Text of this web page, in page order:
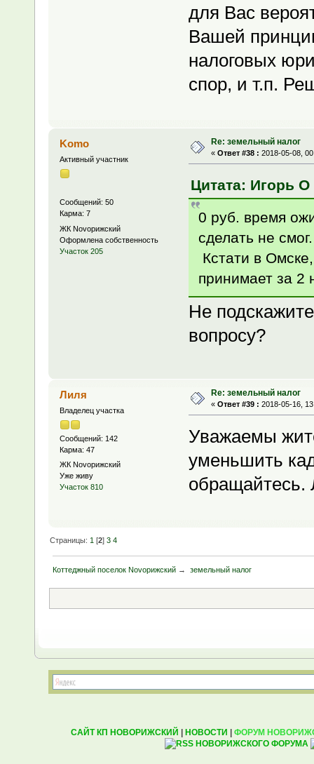
для Вас
Вашей
налоговых
спор, и т.п.
Komo
Активный участник
Сообщений: 50
Карма: 7
ЖК Novoрижский
Оформлена собственность
Участок 205
Re: земельный налог
« Ответ #38 : 2018-05-08,
Цитата: Игорь О
0 руб. время
сделать не
Кстати в
принимает за 2
Не
вопросу?
Лиля
Владелец участка
Сообщений: 142
Карма: 47
ЖК Novoрижский
Уже живу
Участок 810
Re: земельный налог
« Ответ #39 : 2018-05-16,
Уважаемы
уменьшить
обращайтесь.
Страницы: 1 [2]3 4
Коттеджный поселок Novoрижский → земельный налог
САЙТ КП НОВОРИЖСКИЙ НОВОСТИ ФОРУМ